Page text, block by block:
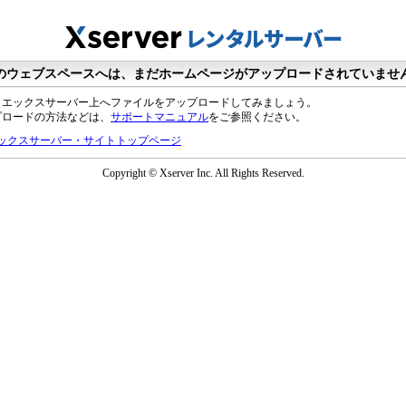
ウェブスペースへは、まだホームページがアップロードされていませ
ックスサーバー上へファイルをアップロードしてみましょう。
ードの方法などは、 サポートマニュアルをご参照ください。
クスサーバー・サイトトップページ
Copyright © Xserver Inc. All Rights Reserved.